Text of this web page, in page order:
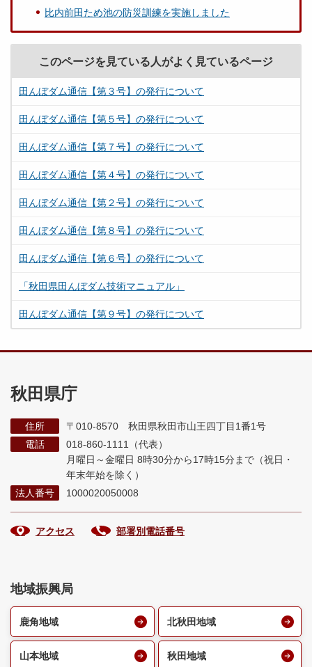
比内前田ため池の防災訓練を実施しました
このページを見ている人がよく見ているページ
田んぼダム通信【第３号】の発行について
田んぼダム通信【第５号】の発行について
田んぼダム通信【第７号】の発行について
田んぼダム通信【第４号】の発行について
田んぼダム通信【第２号】の発行について
田んぼダム通信【第８号】の発行について
田んぼダム通信【第６号】の発行について
「秋田県田んぼダム技術マニュアル」
田んぼダム通信【第９号】の発行について
秋田県庁
住所
〒010-8570 秋田県秋田市山王四丁目1番1号
電話
018-860-1111（代表）
月曜日～金曜日 8時30分から17時15分まで （祝日・
年末年始を除く）
法人番号
1000020050008
アクセス 部署別電話番号
地域振興局
鹿角地域 北秋田地域
山本地域 秋田地域